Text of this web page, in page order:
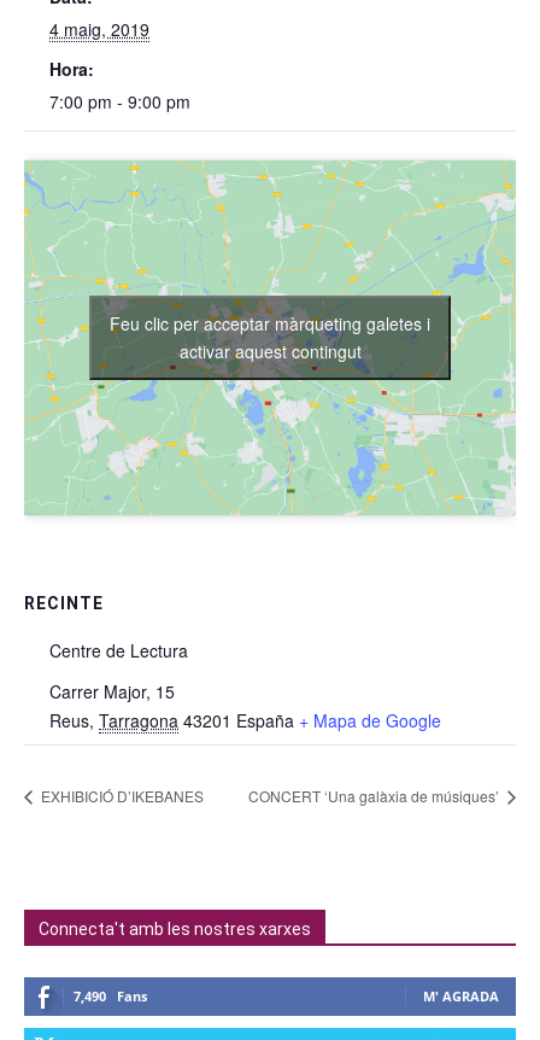
4 maig, 2019
Hora:
7:00 pm - 9:00 pm
RECINTE
Centre de Lectura
Carrer Major, 15
Reus, Tarragona 43201 España + Mapa de Google
Feu clic per acceptar màrqueting galetes i
activar aquest contingut
EXHIBICIÓ D’IKEBANES CONCERT ‘Una galàxia de músiques’
Connecta't amb les nostres xarxes
7,490 Fans M' AGRADA